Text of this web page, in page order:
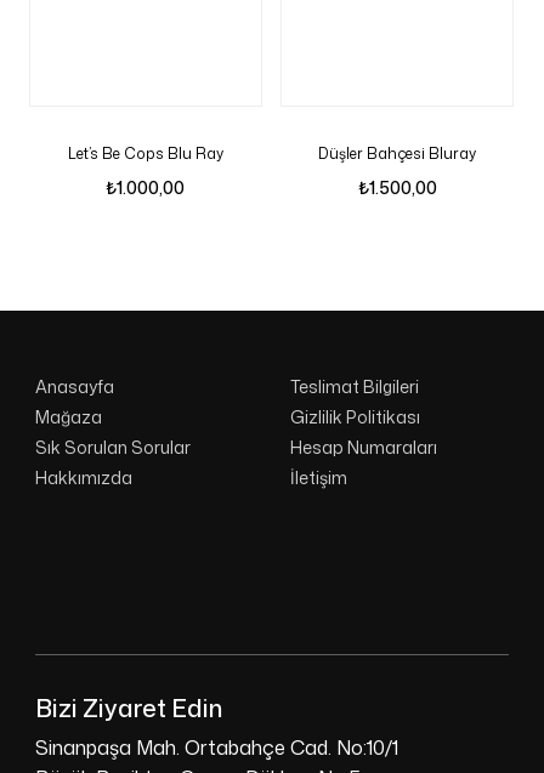
Let’s Be Cops Blu Ray
₺1.000,00
Düşler Bahçesi Bluray
₺1.500,00
Bizi Ziyaret Edin
Sinanpaşa Mah. Ortabahçe Cad. No:10/1
Anasayfa
Mağaza
Sık Sorulan Sorular
Hakkımızda
Teslimat Bilgileri
Gizlilik Politikası
Hesap Numaraları
İletişim